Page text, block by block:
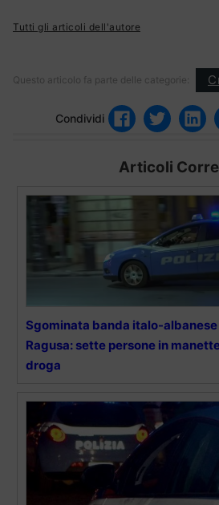
Tutti gli articoli dell'autore
Questo articolo fa parte delle categorie:
Condividi
Articoli
Sgominata banda italo-
Ragusa: sette persone in
droga